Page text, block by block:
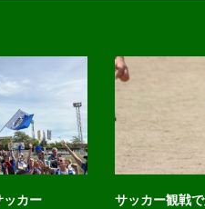
ッカー サッカー観戦